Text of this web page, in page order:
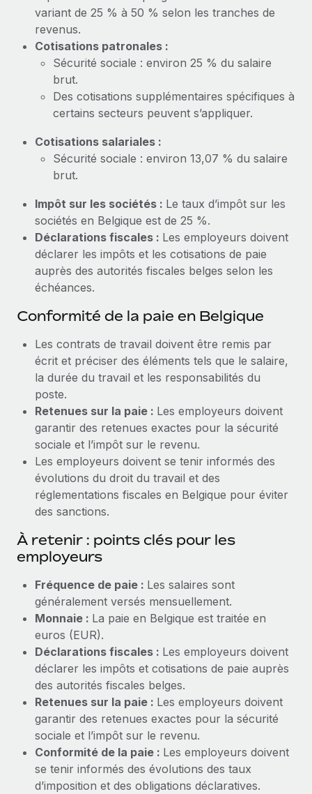
En savoir plus
variant de 25 % à 50 % selon les tranches de
revenus.
Cotisations patronales :
Sécurité sociale : environ 25 % du salaire
brut.
Des cotisations supplémentaires spécifiques à
certains secteurs peuvent s’appliquer.
Cotisations salariales :
Sécurité sociale : environ 13,07 % du salaire
brut.
Impôt sur les sociétés : Le taux d’impôt sur les
sociétés en Belgique est de 25 %.
Déclarations fiscales : Les employeurs doivent
déclarer les impôts et les cotisations de paie
auprès des autorités fiscales belges selon les
échéances.
Conformité de la paie en Belgique
Les contrats de travail doivent être remis par
écrit et préciser des éléments tels que le salaire,
la durée du travail et les responsabilités du
poste.
Retenues sur la paie : Les employeurs doivent
garantir des retenues exactes pour la sécurité
sociale et l’impôt sur le revenu.
Les employeurs doivent se tenir informés des
évolutions du droit du travail et des
réglementations fiscales en Belgique pour éviter
des sanctions.
À retenir : points clés pour les
employeurs
Fréquence de paie : Les salaires sont
généralement versés mensuellement.
Monnaie : La paie en Belgique est traitée en
euros (EUR).
Déclarations fiscales : Les employeurs doivent
déclarer les impôts et cotisations de paie auprès
des autorités fiscales belges.
Retenues sur la paie : Les employeurs doivent
garantir des retenues exactes pour la sécurité
sociale et l’impôt sur le revenu.
Conformité de la paie : Les employeurs doivent
se tenir informés des évolutions des taux
d’imposition et des obligations déclaratives.